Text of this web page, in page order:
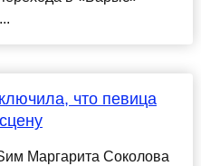
что певица
Маргарита Соколова